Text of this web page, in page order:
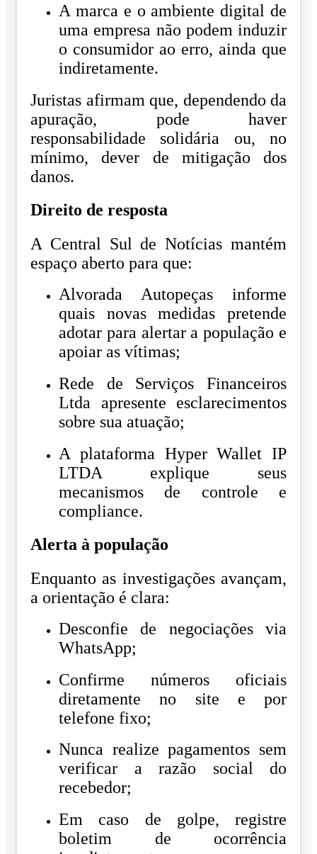
A marca e o ambiente digital de
uma empresa não podem induzir
o consumidor ao erro, ainda que
indiretamente.
Juristas afirmam que, dependendo da
apuração, pode haver
responsabilidade solidária ou, no
mínimo, dever de mitigação dos
danos.
Direito de resposta
A Central Sul de Notícias mantém
espaço aberto para que:
Alvorada Autopeças informe
quais novas medidas pretende
adotar para alertar a população e
apoiar as vítimas;
Rede de Serviços Financeiros
Ltda apresente esclarecimentos
sobre sua atuação;
A plataforma Hyper Wallet IP
LTDA explique seus
mecanismos de controle e
compliance.
Alerta à população
Enquanto as investigações avançam,
a orientação é clara:
Desconfie de negociações via
WhatsApp;
Confirme números oficiais
diretamente no site e por
telefone fixo;
Nunca realize pagamentos sem
verificar a razão social do
recebedor;
Em caso de golpe, registre
boletim de ocorrência